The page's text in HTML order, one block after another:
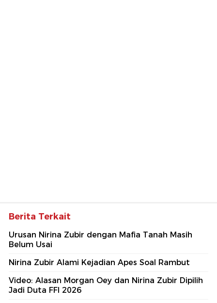
Berita Terkait
Urusan Nirina Zubir dengan Mafia Tanah Masih
Belum Usai
Nirina Zubir Alami Kejadian Apes Soal Rambut
Video: Alasan Morgan Oey dan Nirina Zubir Dipilih
Jadi Duta FFI 2026